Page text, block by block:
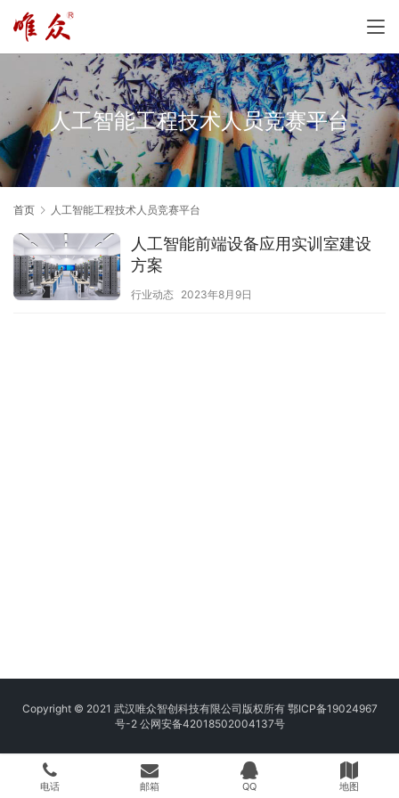
人工智能工程技术人员竞赛平台
首页 人工智能工程技术人员竞赛平台
人工智能前端设备应用实训室建设
方案
行业动态 2023年8月9日
Copyright © 2021 武汉唯众智创科技有限公司版权所有 鄂ICP备19024967
号-2 公网安备42018502004137号
电话 邮箱 QQ 地图